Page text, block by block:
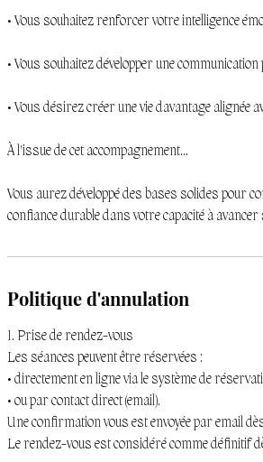
• Vous souhaitez renforcer votre intelligence
• Vous souhaitez développer une
• Vous désirez créer une vie davantage alignée
À l'issue de cet accompagnement...
Vous aurez développé des bases solides pour
confiance durable dans votre capacité à avancer
Politique d'annulation
1. Prise de rendez-vous
Les séances peuvent être réservées :
• directement en ligne via le système de
• ou par contact direct (email).
Une confirmation vous est envoyée par email
Le rendez-vous est considéré comme définitif